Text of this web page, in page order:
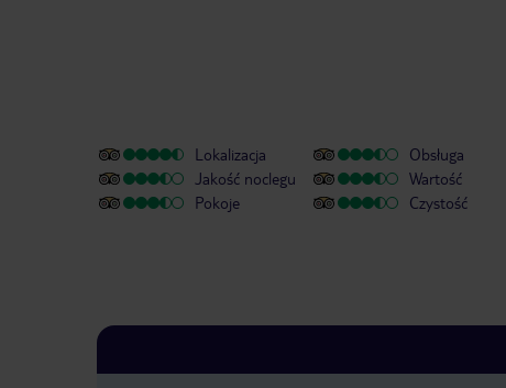
Lokalizacja
Jakość noclegu
Pokoje
Obsługa
Wartość
Czystość